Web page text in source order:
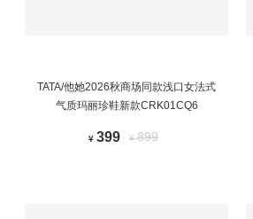
TATA/他她2026秋商场同款浅口女法式
气质玛丽珍鞋新款CRK01CQ6
¥ 399 ¥899